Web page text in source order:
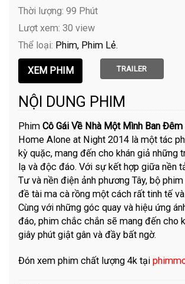
Thời lượng: 99 Phút
Lượt xem: 30 view
Thể loại: Phim Phim Lẻ
TRAILER
NỘI DUNG PHIM
PhimCô Gái Về Nhà Một Mình Ban Đêm
Home Alone at Night 2014 là một tác
kỳ quặc, mang đến cho khán giả những
lạ và độc đáo. Với sự kết hợp giữa nền
Tư và nền điện ảnh phương Tây, bộ
đề tài ma cà rồng một cách rất tinh tế
Cùng với những góc quay và hiệu ứng
đáo, phim chắc chắn sẽ mang đến cho
giây phút giật gân và đầy bất ngờ.
Đón xem phim chất lượng 4k tại